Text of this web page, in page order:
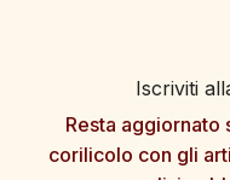
Iscriviti
Resta aggiornato
corilicolo con gli